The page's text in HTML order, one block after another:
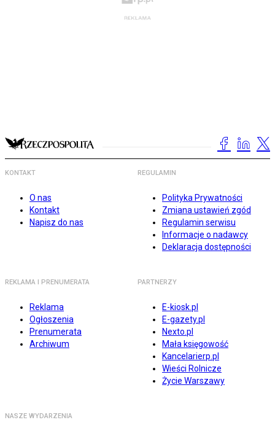
KONTAKT
O nas
Kontakt
Napisz do nas
REGULAMIN
Polityka Prywatności
Zmiana ustawień zgód
Regulamin serwisu
Informacje o nadawcy
Deklaracja dostępności
REKLAMA I PRENUMERATA
Reklama
Ogłoszenia
Prenumerata
Archiwum
PARTNERZY
E-kiosk.pl
E-gazety.pl
Nexto.pl
Mała księgowość
Kancelarierp.pl
Wieści Rolnicze
Życie Warszawy
NASZE WYDARZENIA